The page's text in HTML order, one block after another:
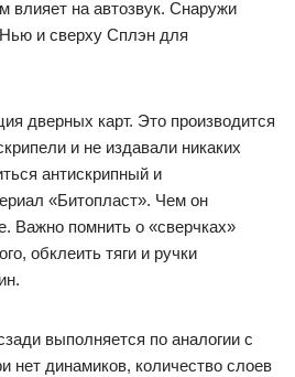
влияет на автозвук. Снаружи
и сверху Сплэн для
дверных карт. Это производится
и не издавали никаких
антискрипный и
«Битопласт». Чем он
Важно помнить о «сверчках»
обклеить тяги и ручки
выполняется по аналогии с
нет динамиков, количество слоев